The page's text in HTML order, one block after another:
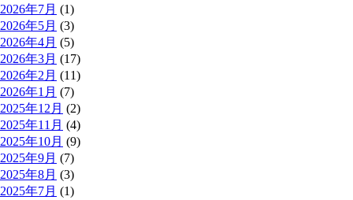
2026年7月 (1)
2026年5月 (3)
2026年4月 (5)
2026年3月 (17)
2026年2月 (11)
2026年1月 (7)
2025年12月 (2)
2025年11月 (4)
2025年10月 (9)
2025年9月 (7)
2025年8月 (3)
2025年7月 (1)